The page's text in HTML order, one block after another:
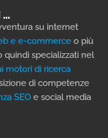
…
su internet
e e-commerce o più
quindi specializzati nel
motori di ricerca
di competenze
SEO e social media